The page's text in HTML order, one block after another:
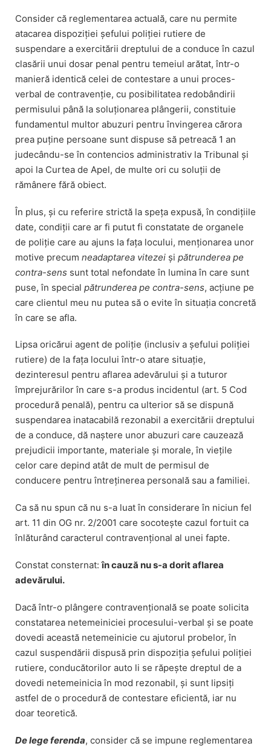
Consider că reglementarea actuală, care nu permite
atacarea dispoziției șefului poliției rutiere de
suspendare a exercitării dreptului de a conduce în cazul
clasării unui dosar penal pentru temeiul arătat, într-o
manieră identică celei de contestare a unui proces-
verbal de contravenție, cu posibilitatea redobândirii
permisului până la soluționarea plângerii, constituie
fundamentul multor abuzuri pentru învingerea cărora
prea puține persoane sunt dispuse să petreacă 1 an
judecându-se în contencios administrativ la Tribunal și
apoi la Curtea de Apel, de multe ori cu soluții de
rămânere fără obiect.
În plus, și cu referire strictă la speța expusă, în condițiile
date, condiții care ar fi putut fi constatate de organele
de poliție care au ajuns la fața locului, menționarea unor
motive precum neadaptarea vitezei și pătrunderea pe
contra-sens sunt total nefondate în lumina în care sunt
puse, în special pătrunderea pe contra-sens, acțiune pe
care clientul meu nu putea să o evite în situația concretă
în care se afla.
Lipsa oricărui agent de poliție (inclusiv a șefului poliției
rutiere) de la fața locului într-o atare situație,
dezinteresul pentru aflarea adevărului și a tuturor
împrejurărilor în care s-a produs incidentul (art. 5 Cod
procedură penală), pentru ca ulterior să se dispună
suspendarea inatacabilă rezonabil a exercitării dreptului
de a conduce, dă naștere unor abuzuri care cauzează
prejudicii importante, materiale și morale, în viețile
celor care depind atât de mult de permisul de
conducere pentru întreținerea personală sau a familiei.
Ca să nu spun că nu s-a luat în considerare în niciun fel
art. 11 din OG nr. 2/2001 care socotește cazul fortuit ca
înlăturând caracterul contravențional al unei fapte.
Constat consternat:în cauză nu s-a dorit aflarea
adevărului.
Dacă într-o plângere contravențională se poate solicita
constatarea netemeiniciei procesului-verbal și se poate
dovedi această netemeinicie cu ajutorul probelor, în
cazul suspendării dispusă prin dispoziția șefului poliției
rutiere, conducătorilor auto li se răpește dreptul de a
dovedi netemeinicia în mod rezonabil, și sunt lipsiți
astfel de o procedură de contestare eficientă, iar nu
doar teoretică.
De lege ferenda, consider că se impune reglementarea